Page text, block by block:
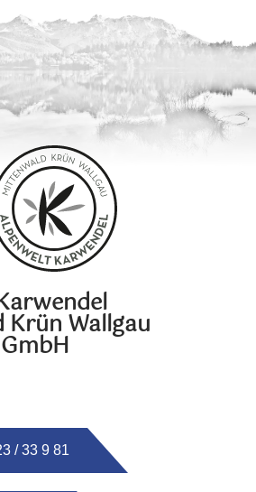
Wallgau
/ 33 9 81